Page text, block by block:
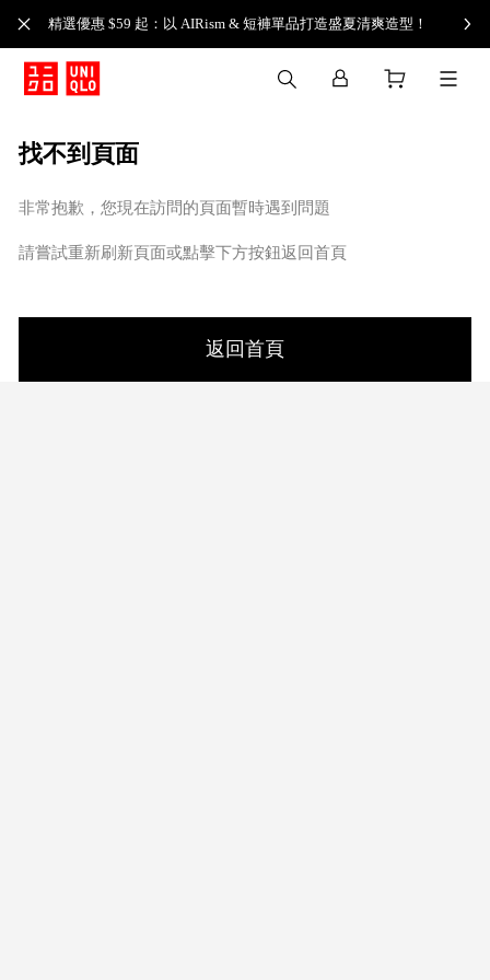
精選優惠 $59 起：以 AIRism & 短褲單品打造盛夏清爽造型！
找不到頁面
非常抱歉，您現在訪問的頁面暫時遇到問題
請嘗試重新刷新頁面或點擊下方按鈕返回首頁
返回首頁